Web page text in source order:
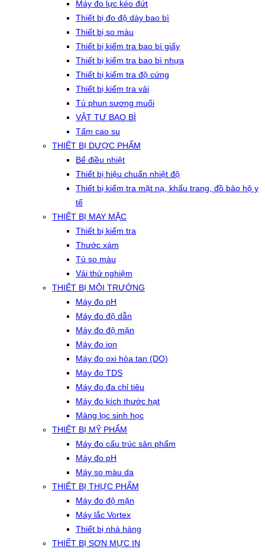
Máy đo lực kéo đứt
Thiết bị đo độ dày bao bì
Thiết bị so màu
Thiết bị kiểm tra bao bì giấy
Thiết bị kiểm tra bao bì nhựa
Thiết bị kiểm tra độ cứng
Thiết bị kiểm tra vải
Tủ phun sương muối
VẬT TƯ BAO BÌ
Tấm cao su
THIẾT BỊ DƯỢC PHẨM
Bể điều nhiệt
Thiết bị hiệu chuẩn nhiệt độ
Thiết bị kiểm tra mặt nạ, khẩu trang, đồ bảo hộ y
tế
THIẾT BỊ MAY MẶC
Thiết bị kiểm tra
Thước xám
Tủ so màu
Vải thử nghiệm
THIẾT BỊ MÔI TRƯỜNG
Máy đo pH
Máy đo độ dẫn
Máy đo độ mặn
Máy đo ion
Máy đo oxi hòa tan (DO)
Máy đo TDS
Máy đo đa chỉ tiêu
Máy đo kích thước hạt
Màng lọc sinh học
THIẾT BỊ MỸ PHẨM
Máy đo cấu trúc sản phẩm
Máy đo pH
Máy so màu da
THIẾT BỊ THỰC PHẨM
Máy đo độ mặn
Máy lắc Vortex
Thiết bị nhà hàng
THIẾT BỊ SƠN MỰC IN